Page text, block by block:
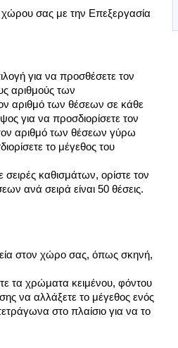
χώρου σας με την Επεξεργασία
για να προσθέσετε τον
αριθμούς των
αριθμό των θέσεων σε κάθε
για να προσδιορίσετε τον
αριθμό των θέσεων γύρω
το μέγεθος του
καθισμάτων, ορίστε τον
ανά σειρά είναι 50 θέσεις.
στον χώρο σας, όπως σκηνή,
τα χρώματα κειμένου, φόντου
να αλλάξετε το μέγεθος ενός
στο πλαίσιο για να το